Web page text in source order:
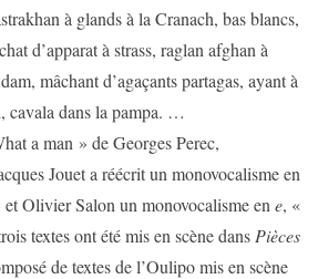
à glands à la Cranach, bas blancs,
d’apparat à strass, raglan afghan à
mâchant d’agaçants partagas, ayant à
cavala dans la pampa. …
a man » de Georges Perec,
Jouet a réécrit un monovocalisme en
et Olivier Salon un monovocalisme en e, «
textes ont été mis en scène dans Pièces
de textes de l’Oulipo mis en scène